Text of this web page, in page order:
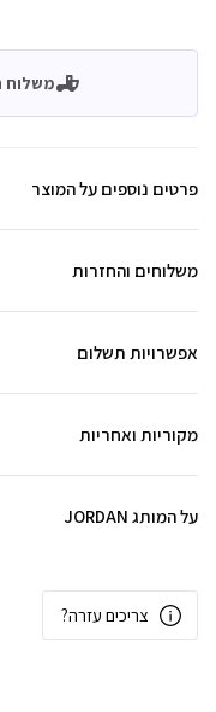
משלוח
פרטים נוספים על המוצר
משלוחים והחזרות
אפשרויות תשלום
מקוריות ואחריות
על המותג JORDAN
צריכים עזרה?